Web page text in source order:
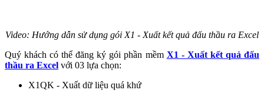
Video: Hướng dẫn sử dụng gói X1 - Xuất kết quả đấu thầu ra Excel
Quý khách có thể đăng ký gói phần mềm X1 - Xuất kết quả đấu
thầu ra Excel với 03 lựa chọn:
X1QK - Xuất dữ liệu quá khứ